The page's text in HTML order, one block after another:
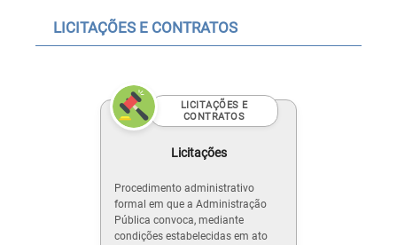
LICITAÇÕES E CONTRATOS
LICITAÇÕES E
CONTRATOS
Licitações
Procedimento administrativo
formal em que a Administração
Pública convoca, mediante
condições estabelecidas em ato